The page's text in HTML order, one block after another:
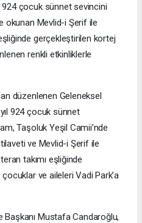
924 çocuk sünnet sevincini
okunan Mevlid-i Şerif ile
gerçekleştirilen kortej
renkli etkinliklerle
düzenlenen Geleneksel
924 çocuk sünnet
Taşoluk Yeşil Camii’nde
ve Mevlid-i Şerif ile
takımı eşliğinde
ve aileleri Vadi Park’a
Mustafa Candaroğlu,